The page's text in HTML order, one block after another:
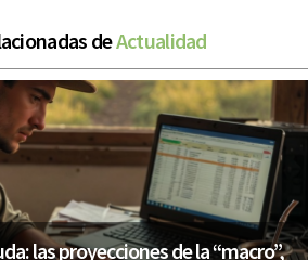
deActualidad
las proyecciones de la “macro”,